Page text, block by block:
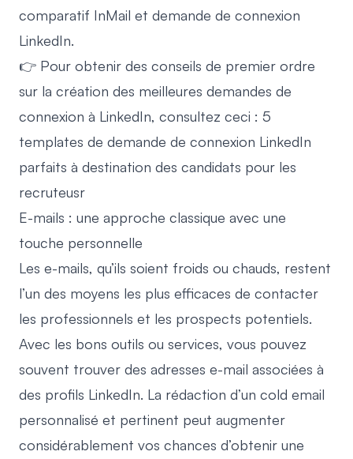
comparatif InMail et demande de connexion
LinkedIn.
👉 Pour obtenir des conseils de premier ordre
sur la création des meilleures demandes de
connexion à LinkedIn, consultez ceci : 5
templates de demande de connexion LinkedIn
parfaits à destination des candidats pour les
recruteusr
E-mails : une approche classique avec une
touche personnelle
Les e-mails, qu’ils soient froids ou chauds, restent
l’un des moyens les plus efficaces de contacter
les professionnels et les prospects potentiels.
Avec les bons outils ou services, vous pouvez
souvent trouver des adresses e-mail associées à
des profils LinkedIn. La rédaction d’un cold email
personnalisé et pertinent peut augmenter
considérablement vos chances d’obtenir une